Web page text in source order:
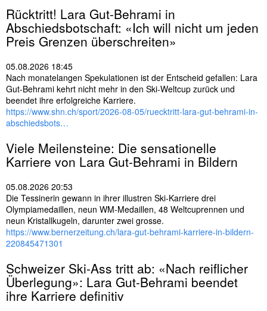
Rücktritt! Lara Gut-Behrami in
Abschiedsbotschaft: «Ich will nicht um jeden
Preis Grenzen überschreiten»
05.08.2026 18:45
Nach monatelangen Spekulationen ist der Entscheid gefallen: Lara
Gut-Behrami kehrt nicht mehr in den Ski-Weltcup zurück und
beendet ihre erfolgreiche Karriere.
https://www.shn.ch/sport/2026-08-05/ruecktritt-lara-gut-behrami-in-
abschiedsbots…
Viele Meilensteine: Die sensationelle
Karriere von Lara Gut-Behrami in Bildern
05.08.2026 20:53
Die Tessinerin gewann in ihrer illustren Ski-Karriere drei
Olympiamedaillen, neun WM-Medaillen, 48 Weltcuprennen und
neun Kristallkugeln, darunter zwei grosse.
https://www.bernerzeitung.ch/lara-gut-behrami-karriere-in-bildern-
220845471301
Schweizer Ski-Ass tritt ab: «Nach reiflicher
Überlegung»: Lara Gut-Behrami beendet
ihre Karriere definitiv